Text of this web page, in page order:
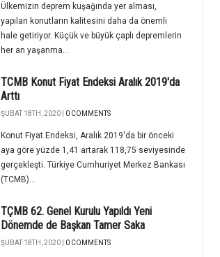
Ülkemizin deprem kuşağında yer alması,
yapılan konutların kalitesini daha da önemli
hale getiriyor. Küçük ve büyük çaplı depremlerin
her an yaşanma...
TCMB Konut Fiyat Endeksi Aralık 2019'da
Arttı
ŞUBAT 18TH, 2020 | 0 COMMENTS
Konut Fiyat Endeksi, Aralık 2019'da bir önceki
aya göre yüzde 1,41 artarak 118,75 seviyesinde
gerçekleşti. Türkiye Cumhuriyet Merkez Bankası
(TCMB)...
TÇMB 62. Genel Kurulu Yapıldı Yeni
Dönemde de Başkan Tamer Saka
ŞUBAT 18TH, 2020 | 0 COMMENTS